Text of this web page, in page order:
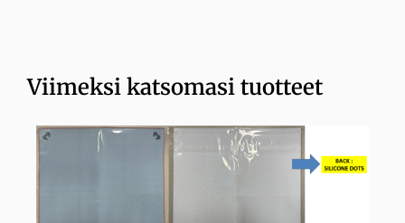
Viimeksi katsomasi tuotteet